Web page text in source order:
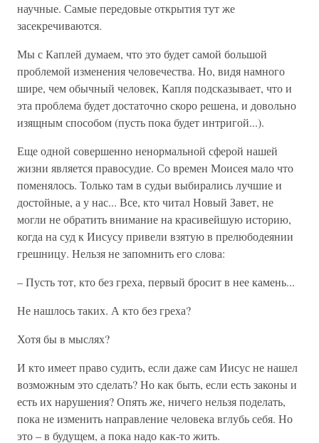
научные. Самые передовые открытия тут же
засекречиваются.
Мы с Каплей думаем, что это будет самой большой
проблемой изменения человечества. Но, видя намного
шире, чем обычный человек, Капля подсказывает, что и
эта проблема будет достаточно скоро решена, и довольно
изящным способом (пусть пока будет интригой...).
Еще одной совершенно ненормальной сферой нашей
жизни является правосудие. Со времен Моисея мало что
поменялось. Только там в судьи выбирались лучшие и
достойные, а у нас... Все, кто читал Новый Завет, не
могли не обратить внимание на красивейшую историю,
когда на суд к Иисусу привели взятую в прелюбодеянии
грешницу. Нельзя не запомнить его слова:
– Пусть тот, кто без греха, первый бросит в нее камень...
Не нашлось таких. А кто без греха?
Хотя бы в мыслях?
И кто имеет право судить, если даже сам Иисус не нашел
возможным это сделать? Но как быть, если есть законы и
есть их нарушения? Опять же, ничего нельзя поделать,
пока не изменить направление человека вглубь себя. Но
это – в будущем, а пока надо как-то жить.